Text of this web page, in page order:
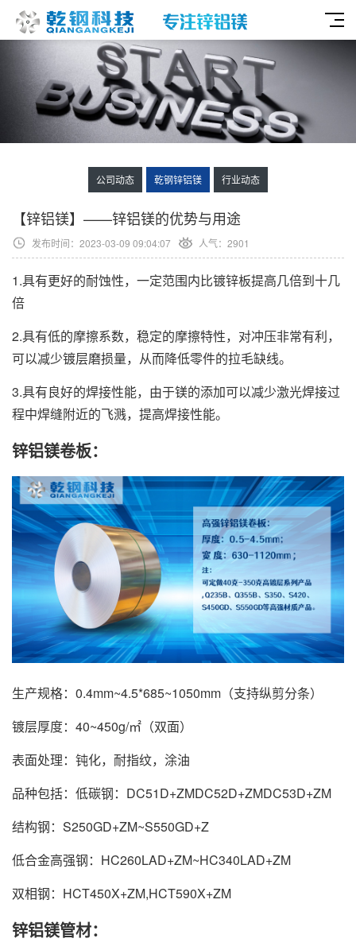
公司动态 乾钢锌铝镁 行业动态
【锌铝镁】——锌铝镁的优势与用途
发布时间：2023-03-09 09:04:07 人气：2901
1.具有更好的耐蚀性，一定范围内比镀锌板提高几倍到十几
倍
2.具有低的摩擦系数，稳定的摩擦特性，对冲压非常有利，
可以减少镀层磨损量，从而降低零件的拉毛缺线。
3.具有良好的焊接性能，由于镁的添加可以减少激光焊接过
程中焊缝附近的飞溅，提高焊接性能。
锌铝镁卷板：
生产规格：0.4mm~4.5*685~1050mm（支持纵剪分条）
镀层厚度：40~450g/㎡（双面）
表面处理：钝化，耐指纹，涂油
品种包括：低碳钢：DC51D+ZMDC52D+ZMDC53D+ZM
结构钢：S250GD+ZM~S550GD+Z
低合金高强钢：HC260LAD+ZM~HC340LAD+ZM
双相钢：HCT450X+ZM,HCT590X+ZM
锌铝镁管材：